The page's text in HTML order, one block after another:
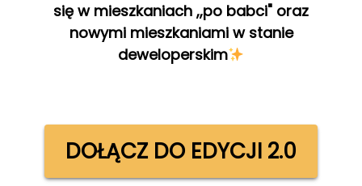
się w mieszkaniach ,,po babci" oraz
nowymi mieszkaniami w stanie
deweloperskim
DOŁĄCZ DO EDYCJI 2.0